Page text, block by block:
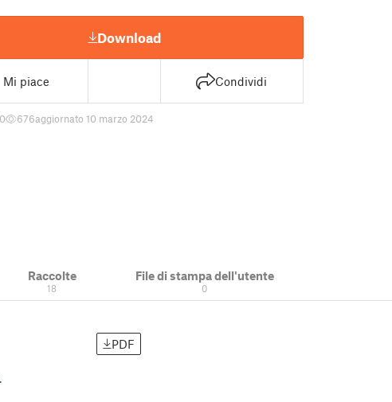
Download
Mi piace Condividi
0 676aggiornato 10 marzo 2024
Raccolte
18
File di stampa dell'utente
0
PDF